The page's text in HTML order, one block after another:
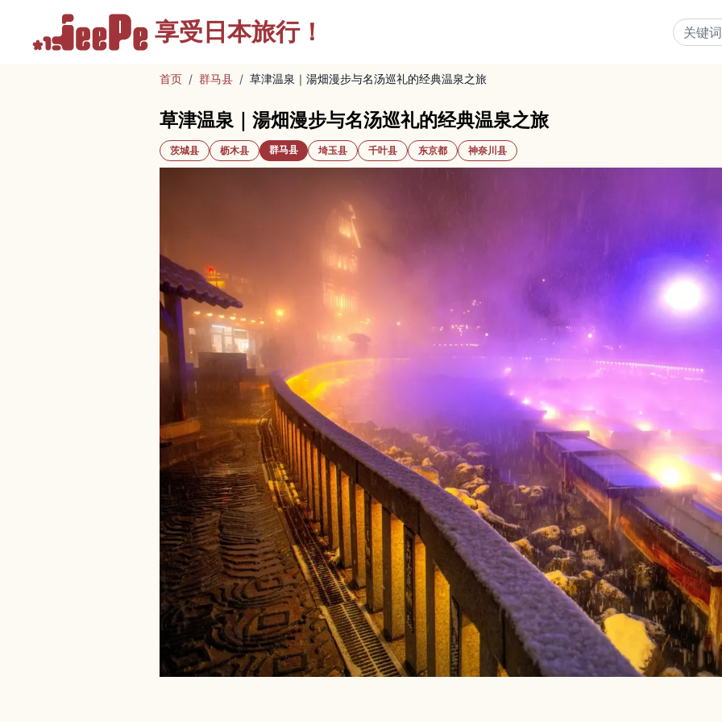
享受 日本旅行！
首页 / 群马县 / 草津温泉｜湯畑漫步与名汤巡礼的经典温泉之旅
草津温泉｜湯畑漫步与名汤巡礼的经典温泉之旅
茨城县 枥木县 群马县 埼玉县 千叶县 东京都 神奈川县